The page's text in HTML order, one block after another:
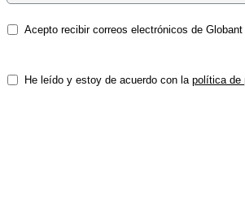
Acepto recibir correos electrónicos de
He leído y estoy de acuerdo con la política de